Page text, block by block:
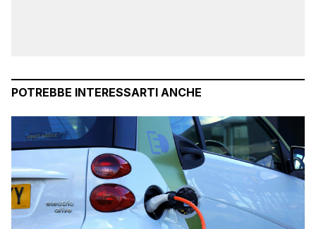
POTREBBE INTERESSARTI ANCHE